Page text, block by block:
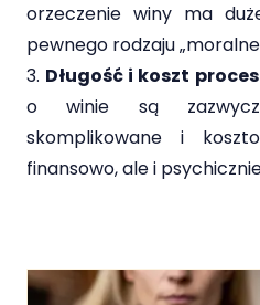
orzeczenie winy ma
pewnego rodzaju
Długość i koszt
o winie są
skomplikowane i
finansowo, ale i